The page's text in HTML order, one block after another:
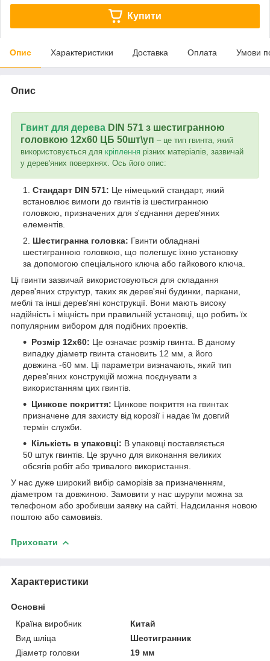
Купити
Опис Характеристики Доставка Оплата Умови
Опис
Гвинт для дерева DIN 571 з шестигранною
головкою 12х60 ЦБ 50шт\уп – це тип гвинта, який
використовується для кріплення різних матеріалів, зазвичай
у дерев'яних поверхнях. Ось його опис:
Стандарт DIN 571: Це німецький стандарт, який
встановлює вимоги до гвинтів із шестигранною
головкою, призначених для з'єднання дерев'яних
елементів.
Шестигранна головка: Гвинти обладнані
шестигранною головкою, що полегшує їхню установку
за допомогою спеціального ключа або гайкового ключа.
Ці гвинти зазвичай використовуються для складання
дерев'яних структур, таких як дерев'яні будинки, паркани,
меблі та інші дерев'яні конструкції. Вони мають високу
надійність і міцність при правильній установці, що робить їх
популярним вибором для подібних проектів.
Розмір 12x60: Це означає розмір гвинта. В даному
випадку діаметр гвинта становить 12 мм, а його
довжина -60 мм. Ці параметри визначають, який тип
дерев'яних конструкцій можна поєднувати з
використанням цих гвинтів.
Цинкове покриття: Цинкове покриття на гвинтах
призначене для захисту від корозії і надає їм довгий
термін служби.
Кількість в упаковці: В упаковці поставляється
50 штук гвинтів. Це зручно для виконання великих
обсягів робіт або тривалого використання.
У нас дуже широкий вибір саморізів за призначенням,
діаметром та довжиною. Замовити у нас шурупи можна за
телефоном або зробивши заявку на сайті. Надсилання новою
поштою або самовивіз.
Приховати
Характеристики
Основні
Країна виробник
Китай
Вид шліца
Шестигранник
Діаметр головки
19 мм